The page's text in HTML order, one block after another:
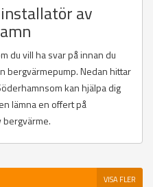
av
du vill ha svar på innan du
bergvärmepump. Nedan hittar
kan hjälpa dig
lämna en offert på
VISA FLER